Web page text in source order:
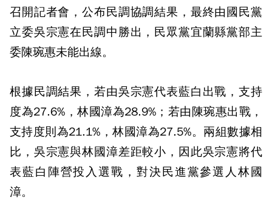
召開記者會，公布民調協調結果，最終由國民黨
立委吳宗憲在民調中勝出，民眾黨宜蘭縣黨部主
委陳琬惠未能出線。
根據民調結果，若由吳宗憲代表藍白出戰，支持
度為27.6%，林國漳為28.9%；若由陳琬惠出戰，
支持度則為21.1%，林國漳為27.5%。兩組數據相
比，吳宗憲與林國漳差距較小，因此吳宗憲將代
表藍白陣營投入選戰，對決民進黨參選人林國
漳。